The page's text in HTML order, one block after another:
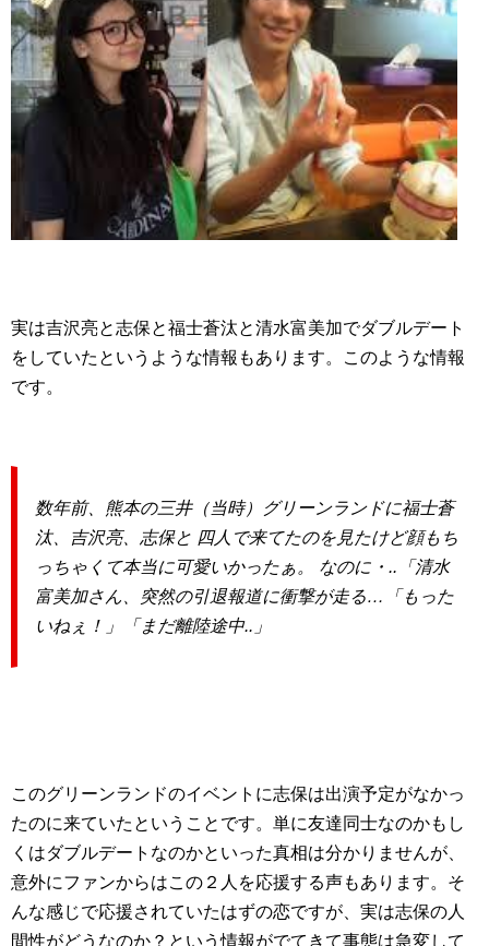
実は吉沢亮と志保と福士蒼汰と清水富美加でダブルデート
をしていたというような情報もあります。このような情報
です。
数年前、熊本の三井（当時）グリーンランドに福士蒼
汰、吉沢亮、志保と 四人で来てたのを見たけど顔もち
っちゃくて本当に可愛いかったぁ。 なのに・..「清水
富美加さん、突然の引退報道に衝撃が走る…「もった
いねぇ！」「まだ離陸途中..」
このグリーンランドのイベントに志保は出演予定がなかっ
たのに来ていたということです。単に友達同士なのかもし
くはダブルデートなのかといった真相は分かりませんが、
意外にファンからはこの２人を応援する声もあります。そ
んな感じで応援されていたはずの恋ですが、実は志保の人
間性がどうなのか？という情報がでてきて事態は急変して